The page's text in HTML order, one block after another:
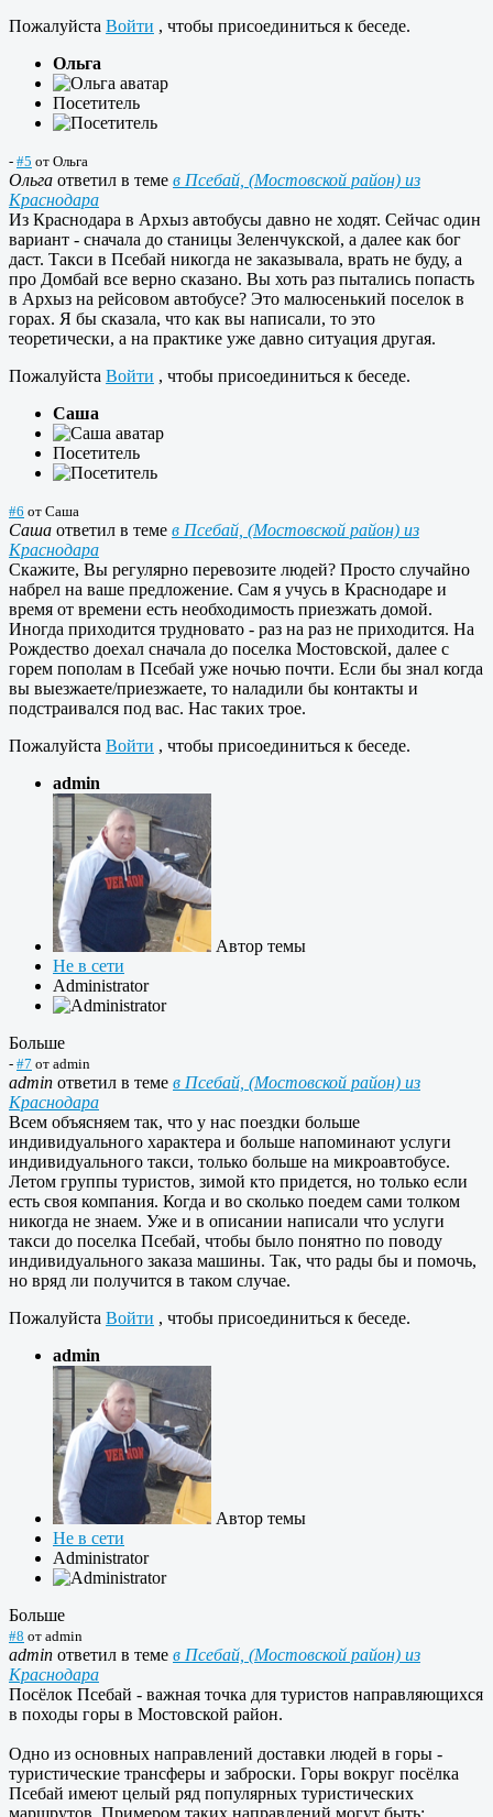
Пожалуйста Войти , чтобы присоединиться к беседе.
Ольга
Посетитель
- #5 от Ольга
Ольга ответил в теме в Псебай, (Мостовской район) из
Краснодара
Из Краснодара в Архыз автобусы давно не ходят. Сейчас один
вариант - сначала до станицы Зеленчукской, а далее как бог
даст. Такси в Псебай никогда не заказывала, врать не буду, а
про Домбай все верно сказано. Вы хоть раз пытались попасть
в Архыз на рейсовом автобусе? Это малюсенький поселок в
горах. Я бы сказала, что как вы написали, то это
теоретически, а на практике уже давно ситуация другая.
Пожалуйста Войти , чтобы присоединиться к беседе.
Саша
Посетитель
#6 от Саша
Саша ответил в теме в Псебай, (Мостовской район) из
Краснодара
Скажите, Вы регулярно перевозите людей? Просто случайно
набрел на ваше предложение. Сам я учусь в Краснодаре и
время от времени есть необходимость приезжать домой.
Иногда приходится трудновато - раз на раз не приходится. На
Рождество доехал сначала до поселка Мостовской, далее с
горем пополам в Псебай уже ночью почти. Если бы знал когда
вы выезжаете/приезжаете, то наладили бы контакты и
подстраивался под вас. Нас таких трое.
Пожалуйста Войти , чтобы присоединиться к беседе.
admin
Автор темы
Не в сети
Administrator
Больше
- #7 от admin
admin ответил в теме в Псебай, (Мостовской район) из
Краснодара
Всем объясняем так, что у нас поездки больше
индивидуального характера и больше напоминают услуги
индивидуального такси, только больше на микроавтобусе.
Летом группы туристов, зимой кто придется, но только если
есть своя компания. Когда и во сколько поедем сами толком
никогда не знаем. Уже и в описании написали что услуги
такси до поселка Псебай, чтобы было понятно по поводу
индивидуального заказа машины. Так, что рады бы и помочь,
но вряд ли получится в таком случае.
Пожалуйста Войти , чтобы присоединиться к беседе.
admin
Автор темы
Не в сети
Administrator
Больше
#8 от admin
admin ответил в теме в Псебай, (Мостовской район) из
Краснодара
Посёлок Псебай - важная точка для туристов направляющихся
в походы горы в Мостовской район.
Одно из основных направлений доставки людей в горы -
туристические трансферы и заброски. Горы вокруг посёлка
Псебай имеют целый ряд популярных туристических